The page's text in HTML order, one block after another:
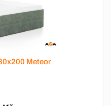
Meteor